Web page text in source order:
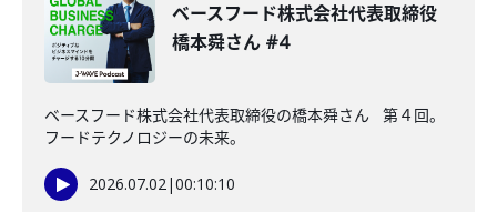
ベースフード株式会社代表取締役
橋本舜さん #4
ベースフード株式会社代表取締役の橋本舜さん 第４回。
フードテクノロジーの未来。
2026.07.02|00:10:10